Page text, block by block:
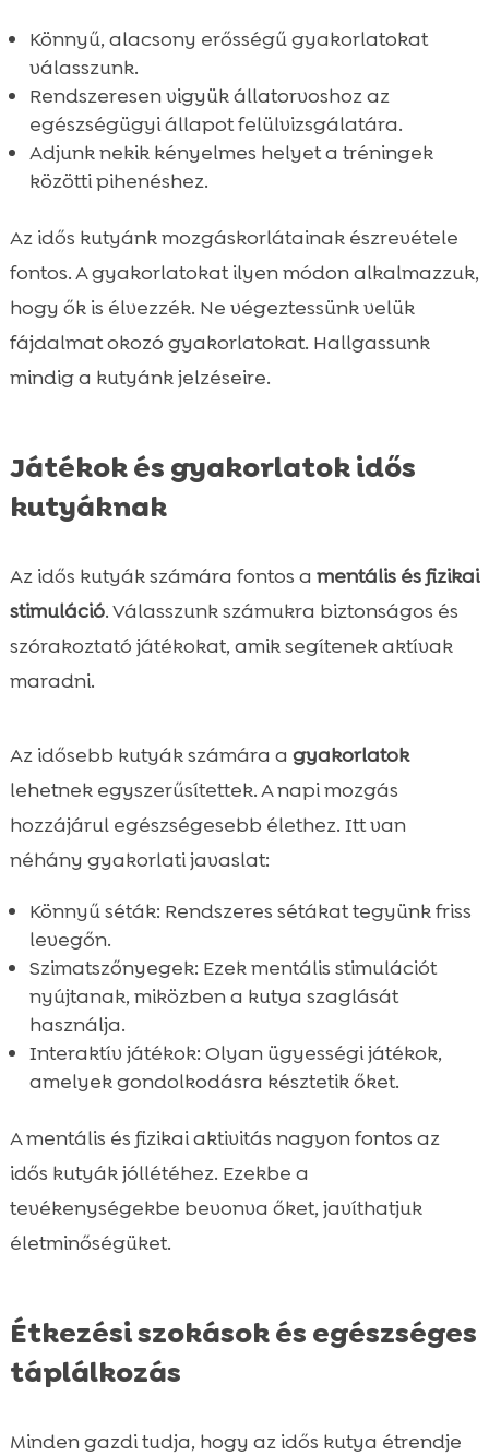
Könnyű, alacsony erősségű gyakorlatokat
válasszunk.
Rendszeresen vigyük állatorvoshoz az
egészségügyi állapot felülvizsgálatára.
Adjunk nekik kényelmes helyet a tréningek
közötti pihenéshez.
Az idős kutyánk mozgáskorlátainak észrevétele
fontos. A gyakorlatokat ilyen módon alkalmazzuk,
hogy ők is élvezzék. Ne végeztessünk velük
fájdalmat okozó gyakorlatokat. Hallgassunk
mindig a kutyánk jelzéseire.
Játékok és gyakorlatok idős
kutyáknak
Az idős kutyák számára fontos a mentális és fizikai
stimuláció. Válasszunk számukra biztonságos és
szórakoztató játékokat, amik segítenek aktívak
maradni.
Az idősebb kutyák számára a gyakorlatok
lehetnek egyszerűsítettek. A napi mozgás
hozzájárul egészségesebb élethez. Itt van
néhány gyakorlati javaslat:
Könnyű séták: Rendszeres sétákat tegyünk friss
levegőn.
Szimatszőnyegek: Ezek mentális stimulációt
nyújtanak, miközben a kutya szaglását
használja.
Interaktív játékok: Olyan ügyességi játékok,
amelyek gondolkodásra késztetik őket.
A mentális és fizikai aktivitás nagyon fontos az
idős kutyák jóllétéhez. Ezekbe a
tevékenységekbe bevonva őket, javíthatjuk
életminőségüket.
Étkezési szokások és egészséges
táplálkozás
Minden gazdi tudja, hogy az idős kutya étrendje